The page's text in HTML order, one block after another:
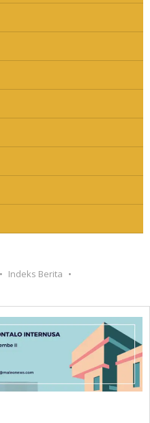
Indeks Berita